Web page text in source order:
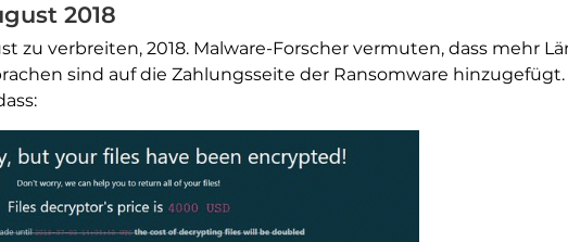
2018
zu verbreiten, 2018. Malware-Forscher vermuten, dass mehr
sind auf die Zahlungsseite der Ransomware